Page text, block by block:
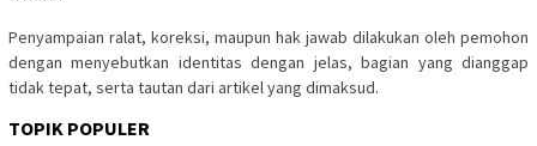
Penyampaian ralat, koreksi, maupun hak jawab dilakukan oleh pemohon
dengan menyebutkan identitas dengan jelas, bagian yang dianggap
tidak tepat, serta tautan dari artikel yang dimaksud.
TOPIK POPULER